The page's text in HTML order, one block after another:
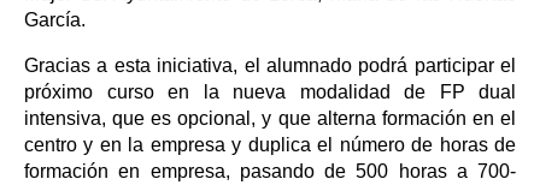
García.
Gracias a esta iniciativa, el alumnado podrá participar el
próximo curso en la nueva modalidad de FP dual
intensiva, que es opcional, y que alterna formación en el
centro y en la empresa y duplica el número de horas de
formación en empresa, pasando de 500 horas a 700-